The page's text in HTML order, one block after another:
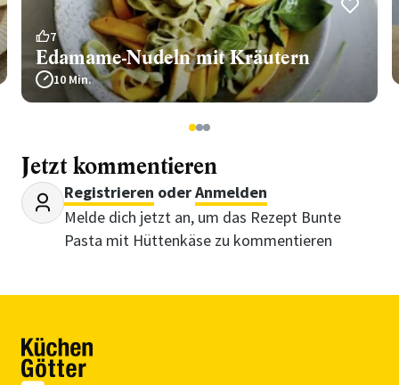
7
Edamame-Nudeln mit Kräutern
10 Min.
123
Jetzt kommentieren
Registrieren oderAnmelden
Melde dich jetzt an, um das Rezept Bunte
Pasta mit Hüttenkäse zu kommentieren